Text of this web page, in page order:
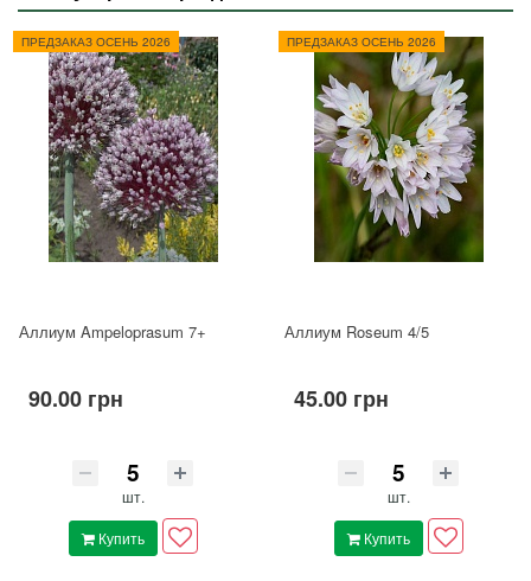
ПРЕДЗАКАЗ ОСЕНЬ 2026
Аллиум Ampeloprasum 7+
90.00 грн
шт.
Купить
ПРЕДЗАКАЗ ОСЕНЬ 2026
Аллиум Roseum 4/5
45.00 грн
шт.
Купить